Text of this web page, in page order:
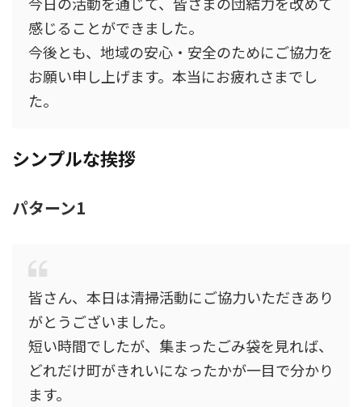
感じることができました。
今後とも、地域の安心・安全のためにご協力を
お願い申し上げます。本当にお疲れさまでし
た。
シンプルな挨拶
パターン1
皆さん、本日は清掃活動にご協力いただきあり
がとうございました。
短い時間でしたが、集まったごみ袋を見れば、
どれだけ町がきれいになったかが一目で分かり
ます。